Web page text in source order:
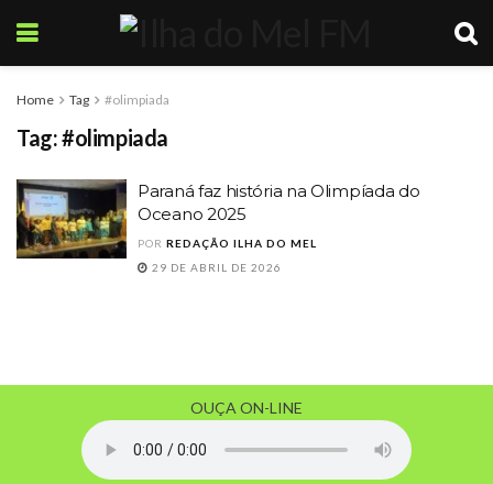
Home Tag #olimpiada
Tag:#olimpiada
Paraná faz história na Olimpíada do
Oceano 2025
POR REDAÇÃO ILHA DO MEL
29 DE ABRIL DE 2026
OUÇA ON-LINE